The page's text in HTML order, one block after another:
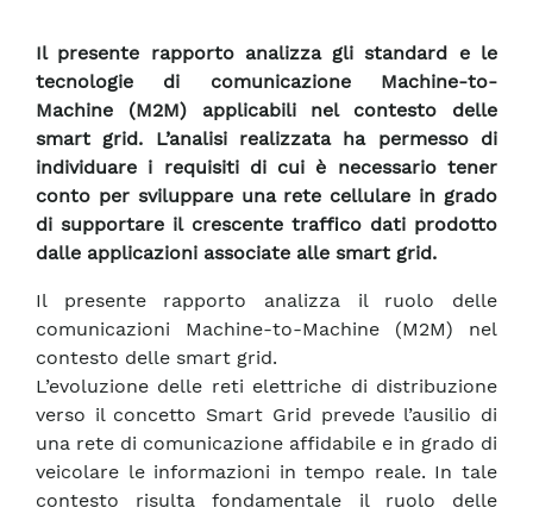
Il presente rapporto analizza gli standard e le
tecnologie di comunicazione Machine-to-
Machine (M2M) applicabili nel contesto delle
smart grid. L’analisi realizzata ha permesso di
individuare i requisiti di cui è necessario tener
conto per sviluppare una rete cellulare in grado
di supportare il crescente traffico dati prodotto
dalle applicazioni associate alle smart grid.
Il presente rapporto analizza il ruolo delle
comunicazioni Machine-to-Machine (M2M) nel
contesto delle smart grid.
L’evoluzione delle reti elettriche di distribuzione
verso il concetto Smart Grid prevede l’ausilio di
una rete di comunicazione affidabile e in grado di
veicolare le informazioni in tempo reale. In tale
contesto risulta fondamentale il ruolo delle